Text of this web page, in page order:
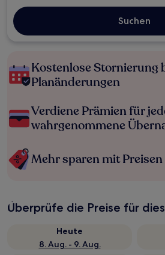
Suchen
Kostenlose Stornierung
Planänderungen
Verdiene Prämien für
wahrgenommene
Mehr sparen mit
Überprüfe die Preise für
Heute
8. Aug. - 9. Aug.